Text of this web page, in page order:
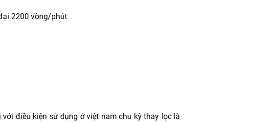
2200 vòng/phút
điều kiện sử dụng ở việt nam chu kỳ thay lọc là